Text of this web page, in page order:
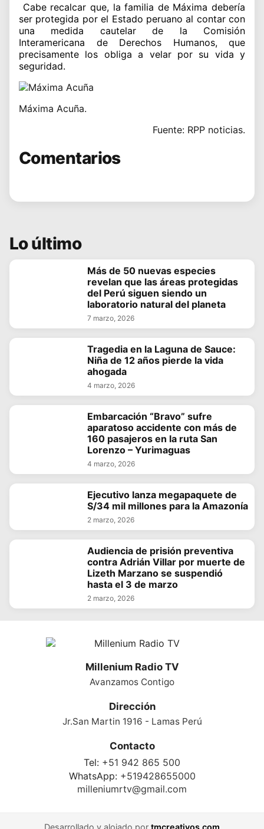
Cabe recalcar que, la familia de Máxima debería
ser protegida por el Estado peruano al contar con
una medida cautelar de la Comisión
Interamericana de Derechos Humanos, que
precisamente los obliga a velar por su vida y
seguridad.
Máxima Acuña.
Fuente: RPP noticias.
Comentarios
Lo último
Más de 50 nuevas especies
revelan que las áreas protegidas
del Perú siguen siendo un
laboratorio natural del planeta
7 marzo, 2026
Tragedia en la Laguna de Sauce:
Niña de 12 años pierde la vida
ahogada
4 marzo, 2026
Embarcación “Bravo” sufre
aparatoso accidente con más de
160 pasajeros en la ruta San
Lorenzo – Yurimaguas
4 marzo, 2026
Ejecutivo lanza megapaquete de
S/34 mil millones para la Amazonía
2 marzo, 2026
Audiencia de prisión preventiva
contra Adrián Villar por muerte de
Lizeth Marzano se suspendió
hasta el 3 de marzo
2 marzo, 2026
Millenium Radio TV
Avanzamos Contigo
Dirección
Jr.San Martin 1916 - Lamas Perú
Contacto
Tel: +51 942 865 500
WhatsApp: +519428655000
milleniumrtv@gmail.com
Desarrollado y alojado por tmcreativos.com